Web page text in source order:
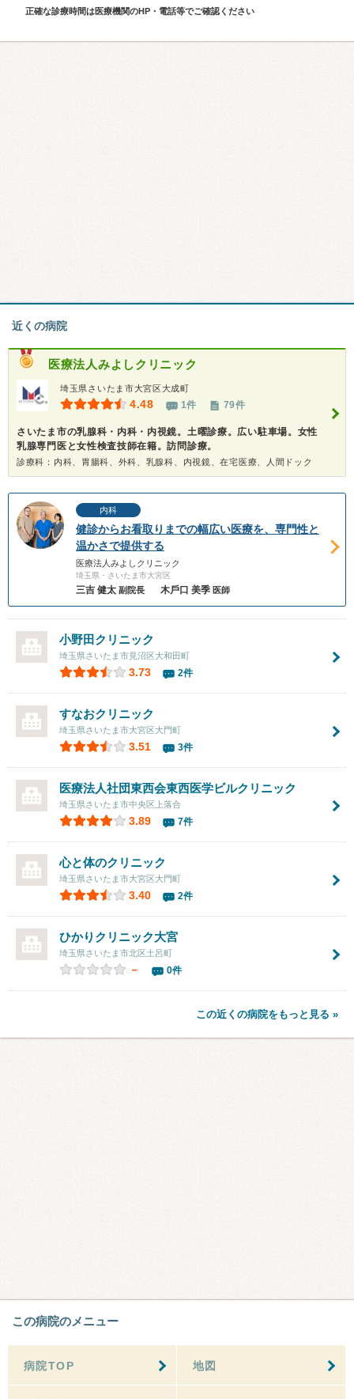
正確な診療時間は医療機関のHP・電話等でご確認ください
近くの病院
医療法人みよしクリニック
埼玉県さいたま市大宮区大成町
4.48 1件 79件
さいたま市の乳腺科・内科・内視鏡。土曜診療。広い駐車場。女性
乳腺専門医と女性検査技師在籍。訪問診療。
診療科：内科、胃腸科、外科、乳腺科、内視鏡、在宅医療、人間ドック
内科
健診からお看取りまでの幅広い医療を、専門性と
温かさで提供する
医療法人みよしクリニック
埼玉県・さいたま市大宮区
三吉 健太 副院長 ⽊⼾⼝ 美季 医師
小野田クリニック
埼玉県さいたま市見沼区大和田町
3.73 2件
すなおクリニック
埼玉県さいたま市大宮区大門町
3.51 3件
医療法人社団東西会東西医学ビルクリニック
埼玉県さいたま市中央区上落合
3.89 7件
心と体のクリニック
埼玉県さいたま市大宮区大門町
3.40 2件
ひかりクリニック大宮
埼玉県さいたま市北区土呂町
－ 0件
この近くの病院をもっと見る »
この病院のメニュー
病院TOP 地図